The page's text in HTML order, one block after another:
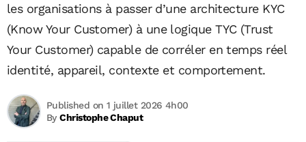
les organisations à passer d’une architecture KYC
(Know Your Customer) à une logique TYC (Trust
Your Customer) capable de corréler en temps réel
identité, appareil, contexte et comportement.
ByChristophe Chaput
Published on 1 juillet 2026 4h00